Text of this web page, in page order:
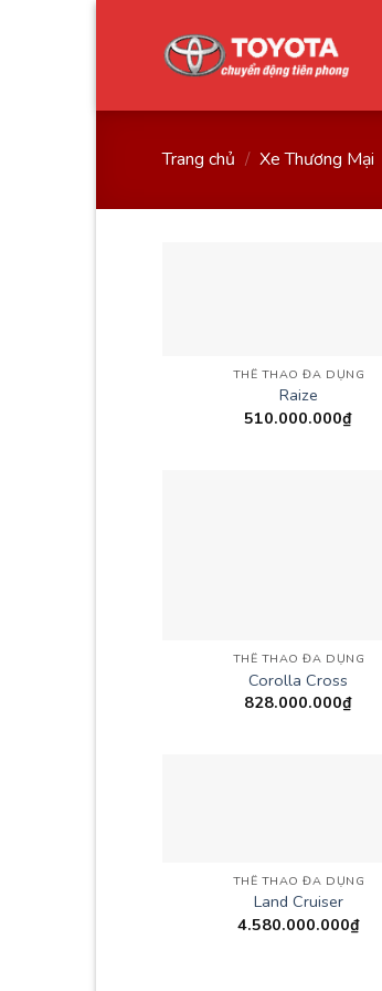
Trang chủ / Xe Thương Mại
THỂ THAO ĐA DỤNG
Raize
510.000.000₫
THỂ THAO ĐA DỤNG
Corolla Cross
828.000.000₫
THỂ THAO ĐA DỤNG
Land Cruiser
4.580.000.000₫